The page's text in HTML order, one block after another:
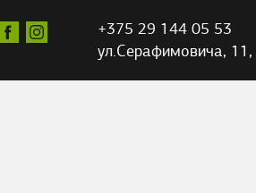
+375 29 144 05 53
ул.Серафимовича,